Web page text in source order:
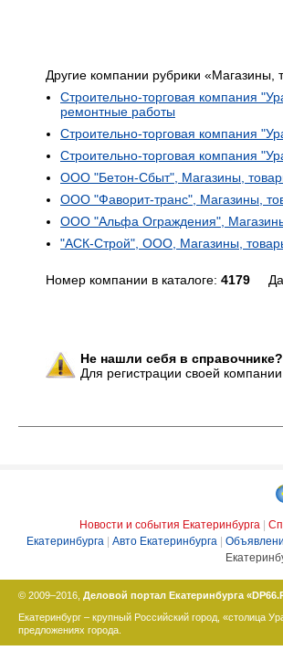
Другие компании рубрики «Магазины,
Строительно-торговая компания
ремонтные работы
Строительно-торговая компания
Строительно-торговая компания
ООО "Бетон-Сбыт", Магазины,
ООО "Фаворит-транс", Магазины,
ООО "Альфа Ограждения",
"АСК-Строй", ООО, Магазины,
Номер компании в каталоге: 4179
Не нашли себя в справочнике?
Для регистрации своей компании
Новости и события Екатеринбурга
Екатеринбурга
Авто Екатеринбурга
© 2009–2016, Деловой портал Екатеринбурга
Екатеринбург – крупный Российский город, «столица
предложениях города.